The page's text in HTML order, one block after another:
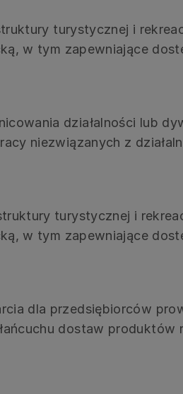
turystycznej i
w tym zapewniające
działalności lub
niezwiązanych z
turystycznej i
w tym zapewniające
dla przedsiębiorców
dostaw produktów